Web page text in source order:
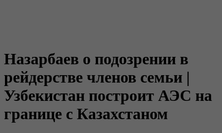
Назарбаев о подозрении в
рейдерстве членов семьи |
Узбекистан построит АЭС на
границе с Казахстаном